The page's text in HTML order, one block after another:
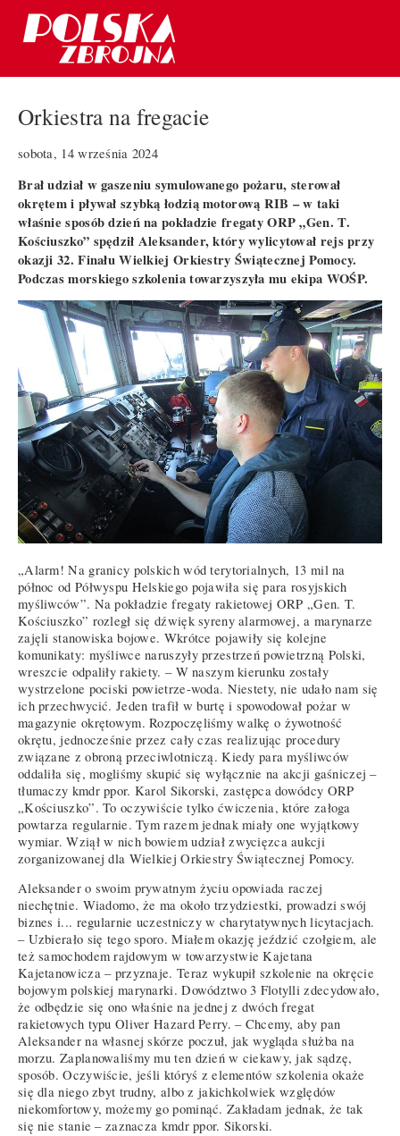
Orkiestra na fregacie
sobota, 14 września 2024
Brał udział w gaszeniu symulowanego pożaru, sterował
okrętem i pływał szybką łodzią motorową RIB – w taki
właśnie sposób dzień na pokładzie fregaty ORP „Gen. T.
Kościuszko” spędził Aleksander, który wylicytował rejs przy
okazji 32. Finału Wielkiej Orkiestry Świątecznej Pomocy.
Podczas morskiego szkolenia towarzyszyła mu ekipa WOŚP.
„Alarm! Na granicy polskich wód terytorialnych, 13 mil na
północ od Półwyspu Helskiego pojawiła się para rosyjskich
myśliwców”. Na pokładzie fregaty rakietowej ORP „Gen. T.
Kościuszko” rozległ się dźwięk syreny alarmowej, a marynarze
zajęli stanowiska bojowe. Wkrótce pojawiły się kolejne
komunikaty: myśliwce naruszyły przestrzeń powietrzną Polski,
wreszcie odpaliły rakiety. – W naszym kierunku zostały
wystrzelone pociski powietrze-woda. Niestety, nie udało nam się
ich przechwycić. Jeden trafił w burtę i spowodował pożar w
magazynie okrętowym. Rozpoczęliśmy walkę o żywotność
okrętu, jednocześnie przez cały czas realizując procedury
związane z obroną przeciwlotniczą. Kiedy para myśliwców
oddaliła się, mogliśmy skupić się wyłącznie na akcji gaśniczej –
tłumaczy kmdr ppor. Karol Sikorski, zastępca dowódcy ORP
„Kościuszko”. To oczywiście tylko ćwiczenia, które załoga
powtarza regularnie. Tym razem jednak miały one wyjątkowy
wymiar. Wziął w nich bowiem udział zwycięzca aukcji
zorganizowanej dla Wielkiej Orkiestry Świątecznej Pomocy.
Aleksander o swoim prywatnym życiu opowiada raczej
niechętnie. Wiadomo, że ma około trzydziestki, prowadzi swój
biznes i... regularnie uczestniczy w charytatywnych licytacjach.
– Uzbierało się tego sporo. Miałem okazję jeździć czołgiem, ale
też samochodem rajdowym w towarzystwie Kajetana
Kajetanowicza – przyznaje. Teraz wykupił szkolenie na okręcie
bojowym polskiej marynarki. Dowództwo 3 Flotylli zdecydowało,
że odbędzie się ono właśnie na jednej z dwóch fregat
rakietowych typu Oliver Hazard Perry. – Chcemy, aby pan
Aleksander na własnej skórze poczuł, jak wygląda służba na
morzu. Zaplanowaliśmy mu ten dzień w ciekawy, jak sądzę,
sposób. Oczywiście, jeśli któryś z elementów szkolenia okaże
się dla niego zbyt trudny, albo z jakichkolwiek względów
niekomfortowy, możemy go pominąć. Zakładam jednak, że tak
się nie stanie – zaznacza kmdr ppor. Sikorski.